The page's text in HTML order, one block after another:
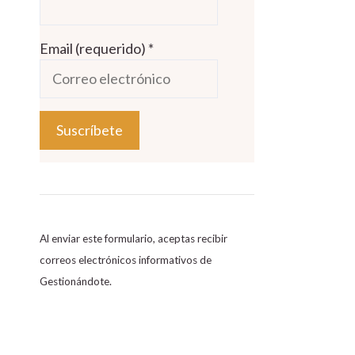
Email (requerido) *
o
s
t
a
Al enviar este formulario, aceptas recibir
correos electrónicos informativos de
Gestionándote.